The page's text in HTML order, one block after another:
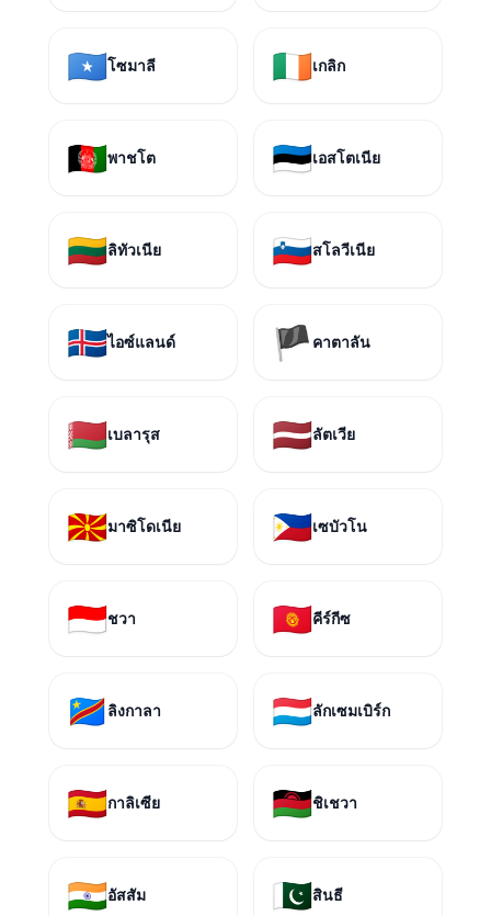
🇸🇴โซมาลี 🇮🇪เกลิก
🇦🇫พาชโต 🇪🇪เอสโตเนีย
🇱🇹ลิทัวเนีย 🇸🇮สโลวีเนีย
🇮🇸ไอซ์แลนด์ 🏴 คาตาลัน
🇧🇾เบลารุส 🇱🇻ลัตเวีย
🇲🇰มาซิโดเนีย 🇵🇭เซบัวโน
🇮🇩ชวา 🇰🇬คีร์กีซ
🇨🇩ลิงกาลา 🇱🇺ลักเซมเบิร์ก
🇪🇸กาลิเซีย 🇲🇼ชิเชวา
🇮🇳อัสสัม 🇵🇰สินธี